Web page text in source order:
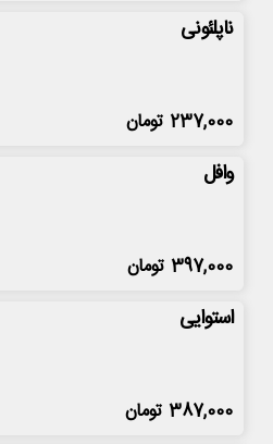
ناپلئونی
237,000 تومان
وافل
397,000 تومان
استوایی
387,000 تومان